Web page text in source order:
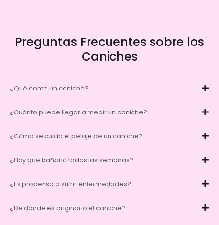
Preguntas Frecuentes sobre los
Caniches
¿Qué come un caniche?
¿Cuánto puede llegar a medir un caniche?
¿Cómo se cuida el pelaje de un caniche?
¿Hay que bañarlo todas las semanas?
¿Es propenso a sufrir enfermedades?
¿De dónde es originario el caniche?